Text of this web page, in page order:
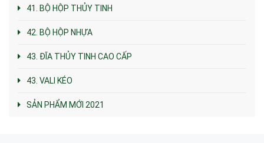
41. BỘ HỘP THỦY TINH
42. BỘ HỘP NHỰA
43. ĐĨA THỦY TINH CAO CẤP
43. VALI KÉO
SẢN PHẨM MỚI 2021